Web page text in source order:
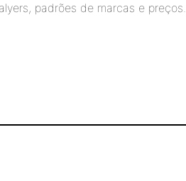
padrões de marcas e preços.